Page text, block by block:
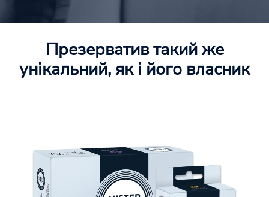
Презерватив такий же
унікальний, як і його власник